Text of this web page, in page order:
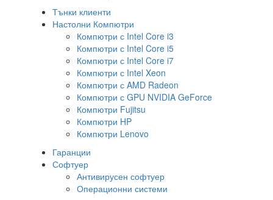
Тънки клиенти
Настолни Компютри
Компютри с Intel Core i3
Компютри с Intel Core i5
Компютри с Intel Core i7
Компютри с Intel Xeon
Компютри с AMD Radeon
Компютри с GPU NVIDIA GeForce
Компютри Fujitsu
Компютри HP
Компютри Lenovo
Гаранции
Софтуер
Антивирусен софтуер
Операционни системи